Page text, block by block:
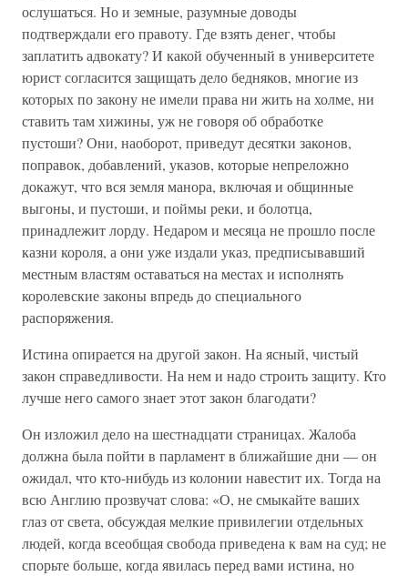
ослушаться. Но и земные, разумные доводы
подтверждали его правоту. Где взять денег, чтобы
заплатить адвокату? И какой обученный в университете
юрист согласится защищать дело бедняков, многие из
которых по закону не имели права ни жить на холме, ни
ставить там хижины, уж не говоря об обработке
пустоши? Они, наоборот, приведут десятки законов,
поправок, добавлений, указов, которые непреложно
докажут, что вся земля манора, включая и общинные
выгоны, и пустоши, и поймы реки, и болотца,
принадлежит лорду. Недаром и месяца не прошло после
казни короля, а они уже издали указ, предписывавший
местным властям оставаться на местах и исполнять
королевские законы впредь до специального
распоряжения.
Истина опирается на другой закон. На ясный, чистый
закон справедливости. На нем и надо строить защиту. Кто
лучше него самого знает этот закон благодати?
Он изложил дело на шестнадцати страницах. Жалоба
должна была пойти в парламент в ближайшие дни — он
ожидал, что кто-нибудь из колонии навестит их. Тогда на
всю Англию прозвучат слова: «О, не смыкайте ваших
глаз от света, обсуждая мелкие привилегии отдельных
людей, когда всеобщая свобода приведена к вам на суд; не
спорьте больше, когда явилась перед вами истина, но